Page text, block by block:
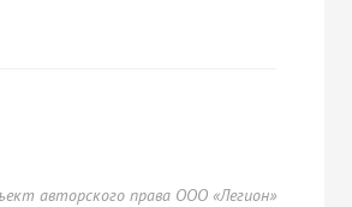
авторского права ООО «Легион»